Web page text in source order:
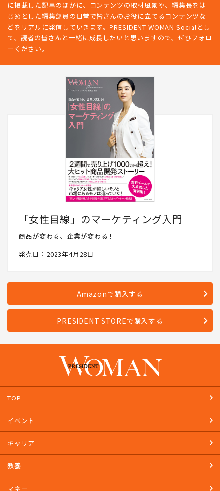
に掲載した記事のほかに、コンテンツの取材風景や、編集長をは
じめとした編集部員の日常で皆さんのお役に立てるコンテンツな
どをリアルに発信していきます。PRESIDENT WOMAN Socialとし
て、読者の皆さんと一緒に成長したいと思いますので、ぜひフォロ
ーください。
「女性目線」のマーケティング入門
商品が変わる、企業が変わる！
発売日：2023年4月28日
Amazonで購入する
PRESIDENT STOREで購入する
TOP
イベント
キャリア
教養
マネー